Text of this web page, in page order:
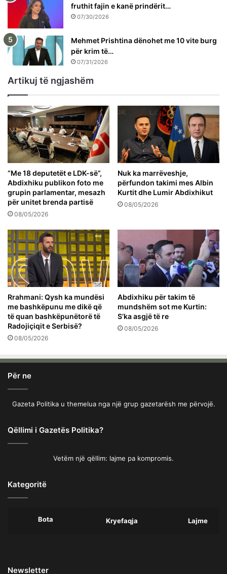
fruthit fajin e kanë prindërit…
07/30/2026
Mehmet Prishtina dënohet me 10 vite burg
për krim të…
07/31/2026
Artikuj të ngjashëm
“Me 18 deputetët e LDK-së”,
Abdixhiku publikon foto me
grupin parlamentar, mesazh
për unitet brenda partisë
08/05/2026
Nuk ka marrëveshje,
përfundon takimi mes Albin
Kurtit dhe Lumir Abdixhikut
08/05/2026
Rrahmani: Qysh ka mundësi
me bashkëpunu me dikë që
të quan bashkëpunëtorë të
Radojiçiqit e Serbisë?
08/05/2026
Abdixhiku për takim të
mundshëm sot me Kurtin:
S’ka asgjë të re
08/05/2026
Për ne
Gazeta Politika u themelua nga një grup gazetarësh me përvojë.
Qëllimi i Gazetës Politika?
Vetëm një qëllim: lajme pa kompromis.
Kategoritë
Bota Kryefaqja Lajme
Newsletter